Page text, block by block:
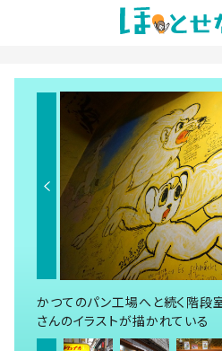
かつてのパン工場へと続く階段
さんのイラストが描かれている